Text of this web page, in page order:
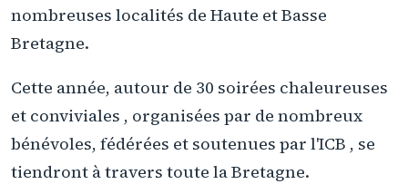
nombreuses localités de Haute et Basse
Bretagne.
Cette année, autour de 30 soirées chaleureuses
et conviviales , organisées par de nombreux
bénévoles, fédérées et soutenues par l'ICB , se
tiendront à travers toute la Bretagne.